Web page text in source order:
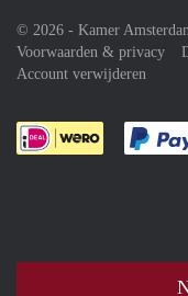
© 2026 - Kamer
Voorwaarden & privacy
Account verwijderen